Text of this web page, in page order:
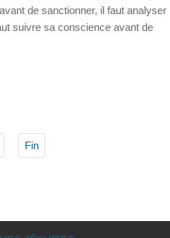
de sanctionner, il faut analyser
suivre sa conscience avant de
Fin